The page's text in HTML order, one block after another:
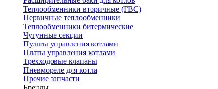
Теплообменники вторичные (ГВС)
Первичные теплообменники
Теплообменники битермические
Чугунные секции
Пульты управления котлами
Платы управления котлами
Трехходовые клапаны
Пневмореле для котла
Прочие запчасти
Бренды